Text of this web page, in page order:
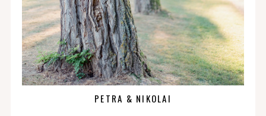
PETRA & NIKOLAI